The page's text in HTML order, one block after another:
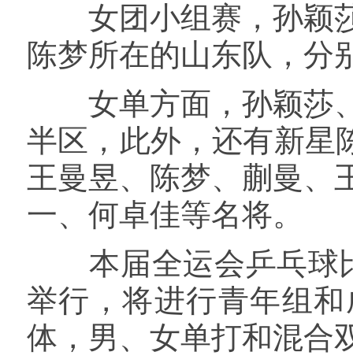
女团小组赛，孙颖莎
陈梦所在的山东队，分
女单方面，孙颖莎、
半区，此外，还有新星
王曼昱、陈梦、蒯曼、
一、何卓佳等名将。
本届全运会乒乓球比
举行，将进行青年组
体，男、女单打和混合